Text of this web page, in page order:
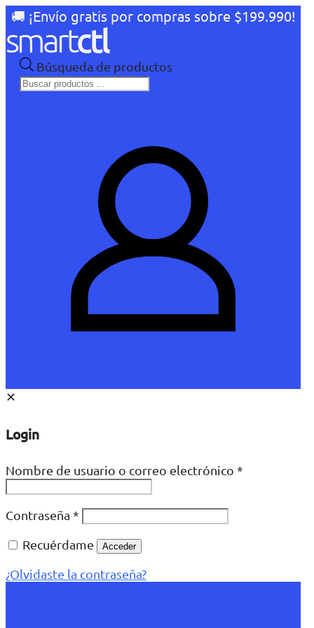
🚚 ¡Envío gratis por compras sobre $199.990!
Búsqueda de productos
✕
Login
Nombre de usuario o correo electrónico *
Contraseña *
Recuérdame
Acceder
¿Olvidaste la contraseña?